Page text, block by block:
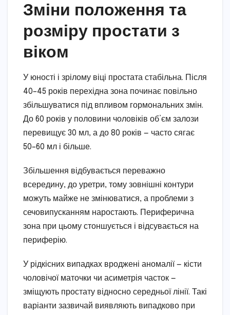
Зміни положення та
розміру простати з
віком
У юності і зрілому віці простата стабільна. Після
40–45 років перехідна зона починає повільно
збільшуватися під впливом гормональних змін.
До 60 років у половини чоловіків об’єм залози
перевищує 30 мл, а до 80 років — часто сягає
50–60 мл і більше.
Збільшення відбувається переважно
всередину, до уретри, тому зовнішні контури
можуть майже не змінюватися, а проблеми з
сечовипусканням наростають. Периферична
зона при цьому стоншується і відсувається на
периферію.
У рідкісних випадках вроджені аномалії — кісти
чоловічої маточки чи асиметрія часток —
зміщують простату відносно середньої лінії. Такі
варіанти зазвичай виявляють випадково при